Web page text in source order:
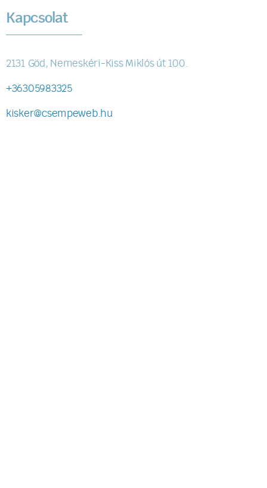
Kapcsolat
2131 Göd, Nemeskéri-Kiss Miklós út 100.
+36305983325
kisker@csempeweb.hu